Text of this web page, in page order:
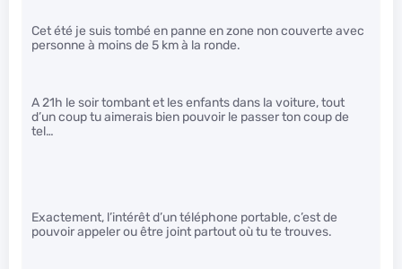
Cet été je suis tombé en panne en zone non couverte avec
personne à moins de 5 km à la ronde.
A 21h le soir tombant et les enfants dans la voiture, tout
d’un coup tu aimerais bien pouvoir le passer ton coup de
tel…
Exactement, l’intérêt d’un téléphone portable, c’est de
pouvoir appeler ou être joint partout où tu te trouves.